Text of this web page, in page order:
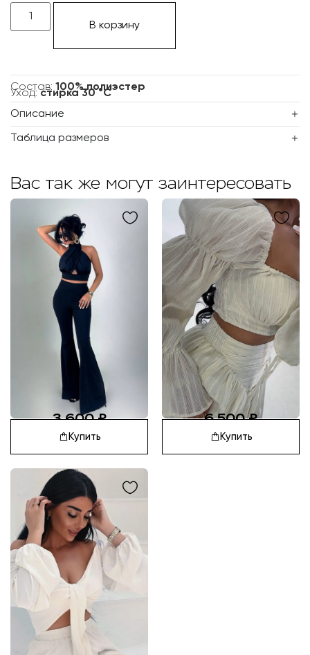
В корзину
Состав: 100% полиэстер
Уход:стирка 30 °C
Описание
Таблица размеров
Вас так же могут заинтересовать
3 600₽
Купить
6 500₽
Купить